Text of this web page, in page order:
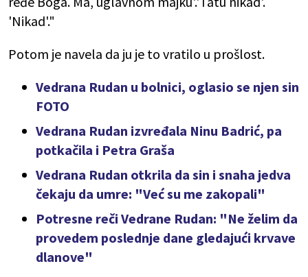
'Nikad'."
Potom je navela da ju je to vratilo u prošlost.
Vedrana Rudan u bolnici, oglasio se njen sin
FOTO
Vedrana Rudan izvređala Ninu Badrić, pa
potkačila i Petra Graša
Vedrana Rudan otkrila da sin i snaha jedva
čekaju da umre: "Već su me zakopali"
Potresne reči Vedrane Rudan: "Ne želim da
provedem poslednje dane gledajući krvave
dlanove"